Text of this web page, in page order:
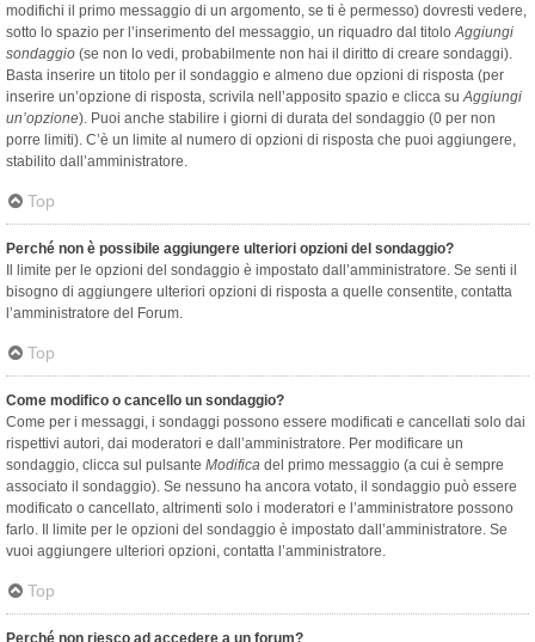
modifichi il primo messaggio di un argomento, se ti è permesso) dovresti vedere,
sotto lo spazio per l’inserimento del messaggio, un riquadro dal titoloAggiungi
sondaggio (se non lo vedi, probabilmente non hai il diritto di creare sondaggi).
Basta inserire un titolo per il sondaggio e almeno due opzioni di risposta (per
inserire un’opzione di risposta, scrivila nell’apposito spazio e clicca suAggiungi
un’opzione). Puoi anche stabilire i giorni di durata del sondaggio (0 per non
porre limiti). C’è un limite al numero di opzioni di risposta che puoi aggiungere,
stabilito dall’amministratore.
Top
Perché non è possibile aggiungere ulteriori opzioni del sondaggio?
Il limite per le opzioni del sondaggio è impostato dall’amministratore. Se senti il
bisogno di aggiungere ulteriori opzioni di risposta a quelle consentite, contatta
l’amministratore del Forum.
Top
Come modifico o cancello un sondaggio?
Come per i messaggi, i sondaggi possono essere modificati e cancellati solo dai
rispettivi autori, dai moderatori e dall’amministratore. Per modificare un
sondaggio, clicca sul pulsante Modifica del primo messaggio (a cui è sempre
associato il sondaggio). Se nessuno ha ancora votato, il sondaggio può essere
modificato o cancellato, altrimenti solo i moderatori e l’amministratore possono
farlo. Il limite per le opzioni del sondaggio è impostato dall’amministratore. Se
vuoi aggiungere ulteriori opzioni, contatta l’amministratore.
Top
Perché non riesco ad accedere a un forum?